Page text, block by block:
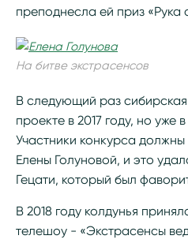
преподнесла ей приз «Рука
На битве экстрасенсов
В следующий раз
проекте в 2017 году, но уже
Участники конкурса
Елены Голуновой, и это
Гецати, который был
В 2018 году колдунья
телешоу - «Экстрасенсы